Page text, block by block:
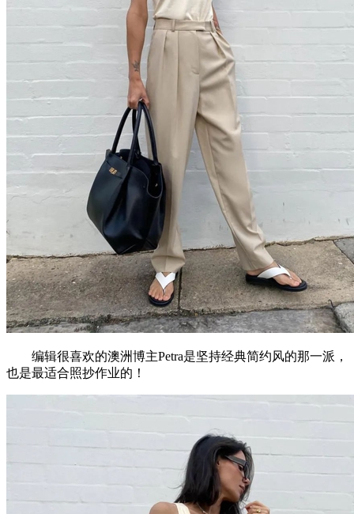
编辑很喜欢的澳洲博主Petra是坚持经典简约风的那一派，
也是最适合照抄作业的！